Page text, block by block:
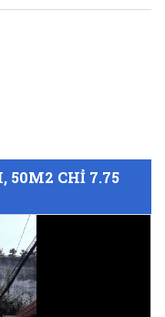
50M2 CHỈ 7.75